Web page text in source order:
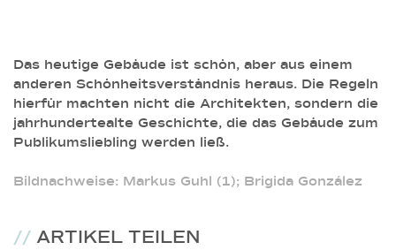
Das heutige Gebäude ist schön, aber aus einem
anderen Schönheitsverständnis heraus. Die Regeln
hierfür machten nicht die Architekten, sondern die
jahrhundertealte Geschichte, die das Gebäude zum
Publikumsliebling werden ließ.
Bildnachweise: Markus Guhl (1); Brigida González
// ARTIKEL TEILEN